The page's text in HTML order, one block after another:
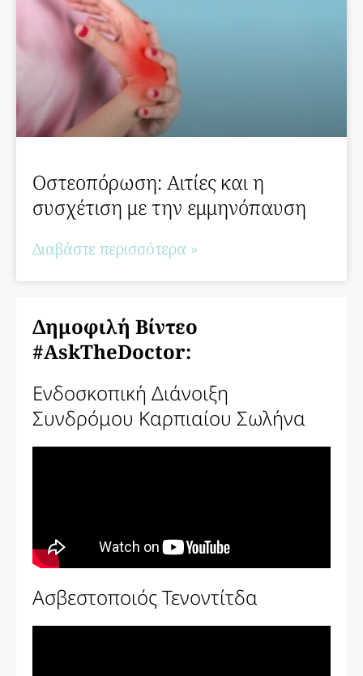
Οστεοπόρωση: Αιτίες και η
συσχέτιση με την εμμηνόπαυση
Διαβάστε περισσότερα »
Δημοφιλή Βίντεο
#AskTheDoctor:
Ενδοσκοπική Διάνοιξη
Συνδρόμου Καρπιαίου Σωλήνα
Ασβεστοποιός Τενοντίτδα